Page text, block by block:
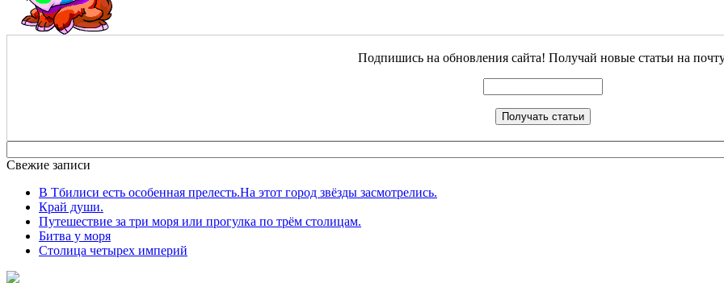
Подпишись на обновления сайта! Получай новые статьи на
Свежие записи
В Тбилиси есть особенная прелесть.На этот город звёзды засмотрелись.
Край души.
Путешествие за три моря или прогулка по трём столицам.
Битва у моря
Столица четырех империй